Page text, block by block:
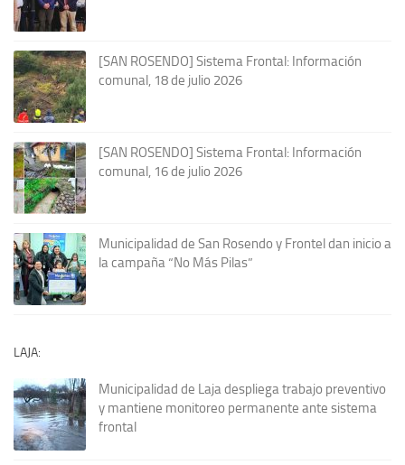
[SAN ROSENDO] Sistema Frontal: Información
comunal, 18 de julio 2026
[SAN ROSENDO] Sistema Frontal: Información
comunal, 16 de julio 2026
Municipalidad de San Rosendo y Frontel dan inicio a
la campaña “No Más Pilas”
LAJA:
Municipalidad de Laja despliega trabajo preventivo
y mantiene monitoreo permanente ante sistema
frontal